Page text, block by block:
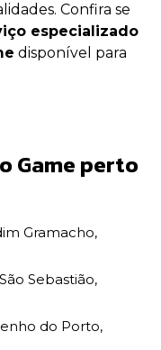
Confira se
especializado
disponível para
Game perto
Gramacho,
Sebastião,
do Porto,